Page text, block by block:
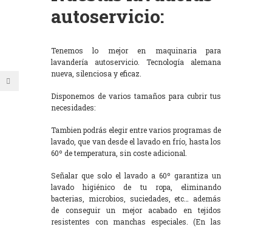
autoservicio:
Tenemos lo mejor en maquinaria para
lavandería autoservicio. Tecnología alemana
nueva, silenciosa y eficaz.
Disponemos de varios tamaños para cubrir tus
necesidades:
Tambien podrás elegir entre varios programas de
lavado, que van desde el lavado en frío, hasta los
60º de temperatura, sin coste adicional.
Señalar que solo el lavado a 60º garantiza un
lavado higiénico de tu ropa, eliminando
bacterias, microbios, suciedades, etc… además
de conseguir un mejor acabado en tejidos
resistentes con manchas especiales. (En las